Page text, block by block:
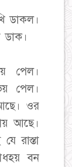
ডাকল।
পেল।
পেল।
ওর
আছে।
রাস্তা
বন